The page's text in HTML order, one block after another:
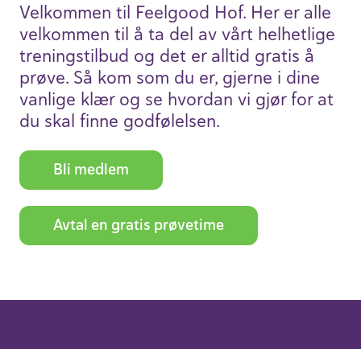
Velkommen til Feelgood Hof. Her er alle
velkommen til å ta del av vårt helhet­lige
trenings­tilbud og det er alltid gratis å
prøve. Så kom som du er, gjerne i dine
vanlige klær og se hvordan vi gjør for at
du skal finne godfø­lelsen.
Bli medlem
Avtal en gratis prøve­time